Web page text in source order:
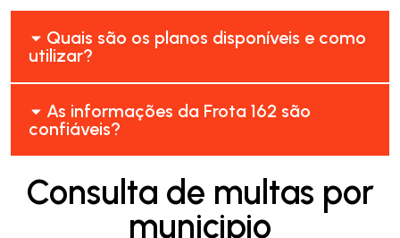
Quais são os planos disponíveis e como
utilizar?
As informações da Frota 162 são
confiáveis?
Consulta de multas por
municipio